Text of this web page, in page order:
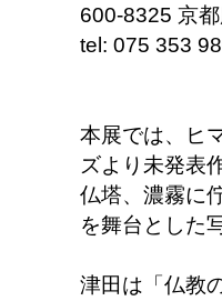
600-8325 京
tel: 075 353
本展では、ヒ
ズより未発表
仏塔、濃霧に
を舞台とした
津田は「仏教